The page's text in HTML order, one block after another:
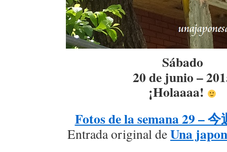
Sábado
20 de junio –
¡Holaaaa!
Fotos de la semana 29 –
Entrada original deUna